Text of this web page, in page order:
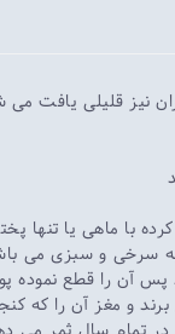
نیز قلیلی یافت
با ماهی یا تنها
سرخی و سبزی می
آن را قطع نموده
و مغز آن را که